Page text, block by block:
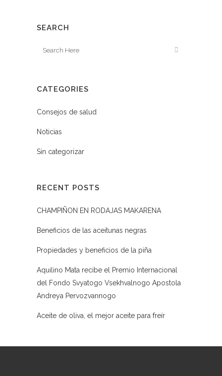
SEARCH
CATEGORIES
Consejos de salud
Noticias
Sin categorizar
RECENT POSTS
CHAMPIÑON EN RODAJAS MAKARENA
Beneficios de las aceitunas negras
Propiedades y beneficios de la piña
Aquilino Mata recibe el Premio Internacional
del Fondo Svyatogo Vsekhvalnogo Apostola
Andreya Pervozvannogo
Aceite de oliva, el mejor aceite para freír